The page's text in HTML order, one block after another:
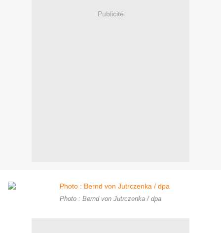
Publicité
Photo : Bernd von Jutrczenka / dpa